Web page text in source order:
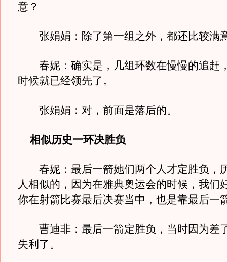
意？
张娟娟：除了第一组之外，都还比较满
春妮：确实是，几组环数在慢慢的追赶
时候就已经领先了。
张娟娟：对，前面是落后的。
相似历史一环决胜负
春妮：最后一箭她们两个人才定胜负，
人相似的，因为在雅典奥运会的时候，我们
你在射箭比赛最后决赛当中，也是靠最后一
曹迪非：最后一箭定胜负，当时因为差
失利了。